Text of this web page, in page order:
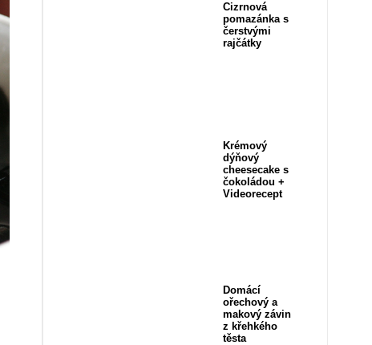
Cizrnová
pomazánka s
čerstvými
rajčátky
Krémový
dýňový
cheesecake s
čokoládou +
Videorecept
Domácí
ořechový a
makový závin
z křehkého
těsta